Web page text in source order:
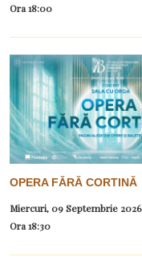
Ora18:00
OPERA FĂRĂ CORTINĂ
Miercuri, 09 Septembrie 2026
Ora18:30